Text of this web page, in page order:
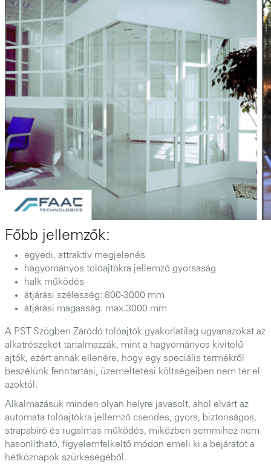
Főbb jellemzők:
egyedi, attraktív megjelenés
hagyományos tolóajtókra jellemző gyorsaság
halk működés
átjárási szélesség: 800-3000 mm
átjárási magasság: max.3000 mm
A PST Szögben Záródó tolóajtók gyakorlatilag ugyanazokat az
alkatrészeket tartalmazzák, mint a hagyományos kivitelű
ajtók, ezért annak ellenére, hogy egy speciális termékről
beszélünk fenntartási, üzemeltetési költségeiben nem tér el
azoktól.
Alkalmazásuk minden olyan helyre javasolt, ahol elvárt az
automata tolóajtókra jellemző csendes, gyors, biztonságos,
strapabíró és rugalmas működés, miközben semmihez nem
hasonlítható, figyelemfelkeltő módon emeli ki a bejáratot a
hétköznapok szürkeségéből.